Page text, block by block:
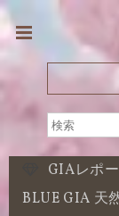
GIAレポ
BLUE GIA 天